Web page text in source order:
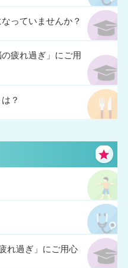
っていませんか？
疲れ過ぎ」にご用
？
れ過ぎ」にご用心